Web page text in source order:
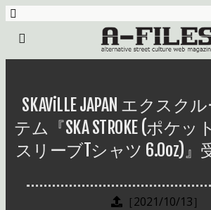
SKAViLLE JAPAN エクスク
テム『SKA STROKE (ポケ
スリーブTシャツ 6.0oz)』
［2021/10/13］